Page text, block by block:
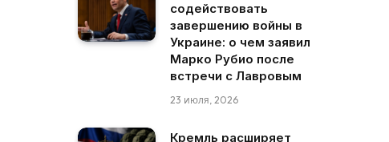
содействовать
завершению войны в
Украине: о чем заявил
Марко Рубио после
встречи с Лавровым
23 июля, 2026
Кремль расширяет